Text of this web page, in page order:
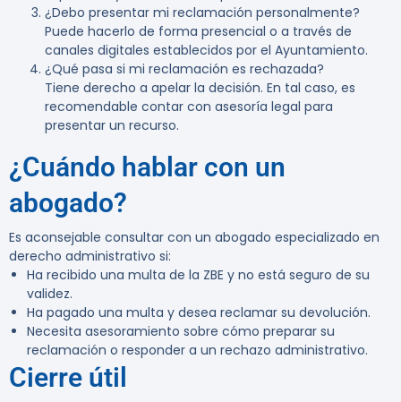
¿Debo presentar mi reclamación personalmente?
Puede hacerlo de forma presencial o a través de
canales digitales establecidos por el Ayuntamiento.
¿Qué pasa si mi reclamación es rechazada?
Tiene derecho a apelar la decisión. En tal caso, es
recomendable contar con asesoría legal para
presentar un recurso.
¿Cuándo hablar con un
abogado?
Es aconsejable consultar con un abogado especializado en
derecho administrativo si:
Ha recibido una multa de la ZBE y no está seguro de su
validez.
Ha pagado una multa y desea reclamar su devolución.
Necesita asesoramiento sobre cómo preparar su
reclamación o responder a un rechazo administrativo.
Cierre útil